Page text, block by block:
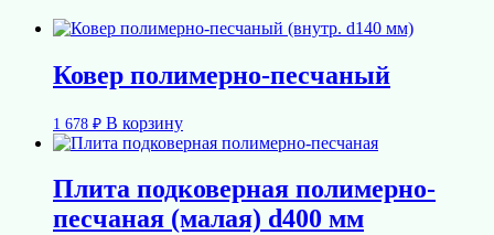
Ковер полимерно-песчаный
1 678 ₽ В корзину
Плита подковерная полимерно-
песчаная (малая) d400 мм